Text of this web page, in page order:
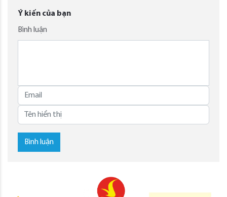
Ý kiến của bạn
Bình luận
Bình luận